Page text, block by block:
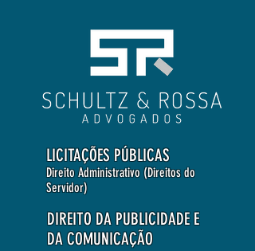
LICITAÇÕES PÚBLICAS
Direito Administrativo (Direitos do
Servidor)
DIREITO DA PUBLICIDADE E
DA COMUNICAÇÃO